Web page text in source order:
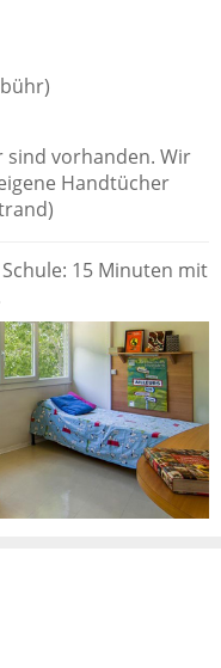
sind vorhanden. Wir
Handtücher
15 Minuten mit